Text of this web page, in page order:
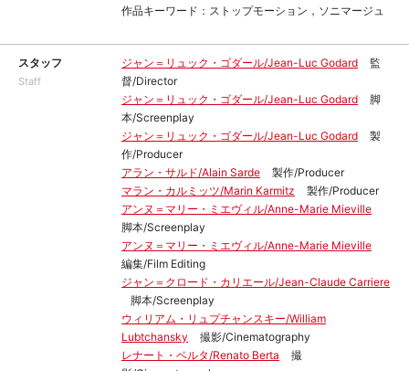
作品キーワード：ストップモーション，ソニマージュ
スタッフ
Staff
ジャン＝リュック・ゴダール/Jean-Luc Godard
監
督/Director
ジャン＝リュック・ゴダール/Jean-Luc Godard
脚
本/Screenplay
ジャン＝リュック・ゴダール/Jean-Luc Godard
製
作/Producer
アラン・サルド/Alain Sarde
製作/Producer
マラン・カルミッツ/Marin Karmitz
製作/Producer
アンヌ＝マリー・ミエヴィル/Anne-Marie Mieville
脚本/Screenplay
アンヌ＝マリー・ミエヴィル/Anne-Marie Mieville
編集/Film Editing
ジャン＝クロード・カリエール/Jean-Claude Carriere
脚本/Screenplay
ウィリアム・リュプチャンスキー/William
Lubtchansky
撮影/Cinematography
レナート・ベルタ/Renato Berta
撮